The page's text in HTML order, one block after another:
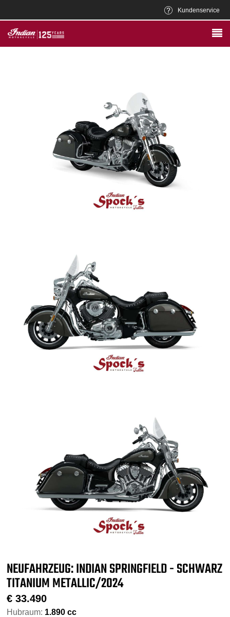
Kundenservice
NEUFAHRZEUG: INDIAN SPRINGFIELD - SCHWARZ
TITANIUM METALLIC/2024
€33.490
Hubraum: 1.890 cc